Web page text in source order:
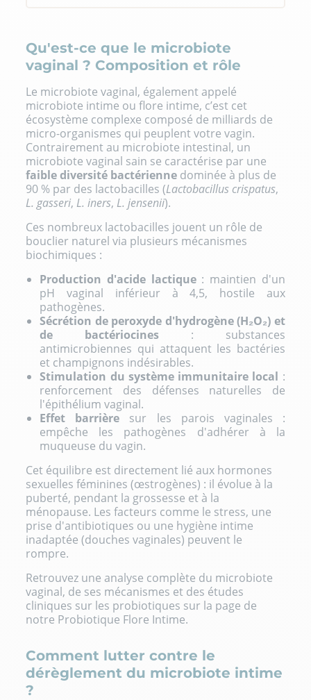
Qu'est-ce que le microbiote
vaginal ? Composition et rôle
Le microbiote vaginal, également appelé
microbiote intime ou flore intime, c’est cet
écosystème complexe composé de milliards de
micro-organismes qui peuplent votre vagin.
Contrairement au microbiote intestinal, un
microbiote vaginal sain se caractérise par une
faible diversité bactérienne dominée à plus de
90 % par des lactobacilles (Lactobacillus crispatus,
L. gasseri, L. iners, L. jensenii).
Ces nombreux lactobacilles jouent un rôle de
bouclier naturel via plusieurs mécanismes
biochimiques :
Production d'acide lactique: maintien d'un
pH vaginal inférieur à 4,5, hostile aux
pathogènes.
Sécrétion de peroxyde d'hydrogène (H₂O₂) et
de bactériocines : substances
antimicrobiennes qui attaquent les bactéries
et champignons indésirables.
Stimulation du système immunitaire local :
renforcement des défenses naturelles de
l'épithélium vaginal.
Effet barrière sur les parois vaginales :
empêche les pathogènes d'adhérer à la
muqueuse du vagin.
Cet équilibre est directement lié aux hormones
sexuelles féminines (œstrogènes) : il évolue à la
puberté, pendant la grossesse et à la
ménopause. Les facteurs comme le stress, une
prise d'antibiotiques ou une hygiène intime
inadaptée (douches vaginales) peuvent le
rompre.
Retrouvez une analyse complète du microbiote
vaginal, de ses mécanismes et des études
cliniques sur les probiotiques sur la page de
notre Probiotique Flore Intime.
Comment lutter contre le
dérèglement du microbiote intime
?